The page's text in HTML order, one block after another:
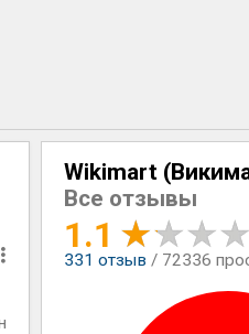
Wikimart
Все отзывы
1.1
331 отзыв / 72336